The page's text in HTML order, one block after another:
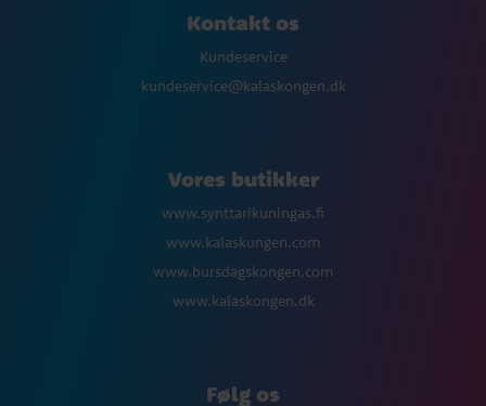
Kontakt os
Kundeservice
kundeservice@kalaskongen.dk
Vores butikker
www.synttarikuningas.fi
www.kalaskungen.com
www.bursdagskongen.com
www.kalaskongen.dk
Følg os